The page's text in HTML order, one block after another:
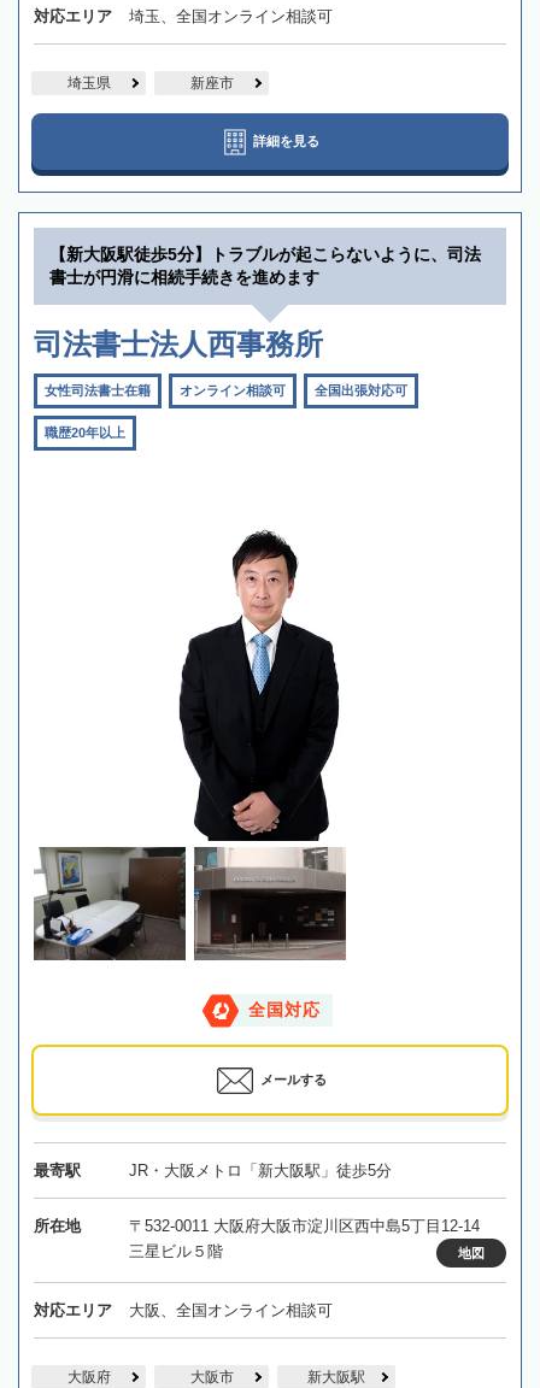
対応エリア 埼玉、全国オンライン相談可
埼玉県 新座市
詳細を見る
【新大阪駅徒歩5分】トラブルが起こらないように、司法
書士が円滑に相続手続きを進めます
司法書士法人西事務所
女性司法書士在籍 オンライン相談可 全国出張対応可
職歴20年以上
全国対応
メールする
最寄駅 JR・大阪メトロ「新大阪駅」徒歩5分
所在地
〒532-0011 大阪府大阪市淀川区西中島5丁目12-14
三星ビル５階
地図
対応エリア 大阪、全国オンライン相談可
大阪府 大阪市 新大阪駅